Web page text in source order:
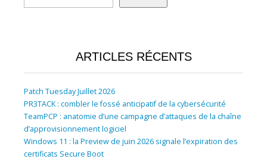
ARTICLES RÉCENTS
Patch Tuesday Juillet 2026
PR3TACK : combler le fossé anticipatif de la cybersécurité
TeamPCP : anatomie d’une campagne d’attaques de la chaîne
d’approvisionnement logiciel
Windows 11 : la Preview de juin 2026 signale l’expiration des
certificats Secure Boot